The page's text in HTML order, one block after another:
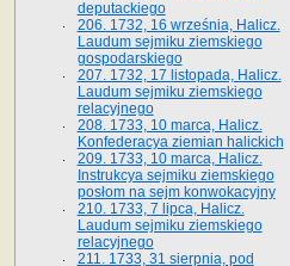
deputackiego
206. 1732, 16 września, Halicz.
Laudum sejmiku ziemskiego
gospodarskiego
207. 1732, 17 listopada, Halicz.
Laudum sejmiku ziemskiego
relacyjnego
208. 1733, 10 marca, Halicz.
Konfederacya ziemian halickich­
209. 1733, 10 marca, Halicz.
Instrukcya sejmiku ziemskiego
posłom na sejm konwokacyjny
210. 1733, 7 lipca, Halicz.
Laudum sejmiku ziemskiego
relacyjnego
211. 1733, 31 sierpnia, pod